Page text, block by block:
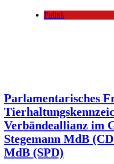
Politik
Parlamentarisches
Verbändeallianz im
Stegemann MdB
MdB (SPD)